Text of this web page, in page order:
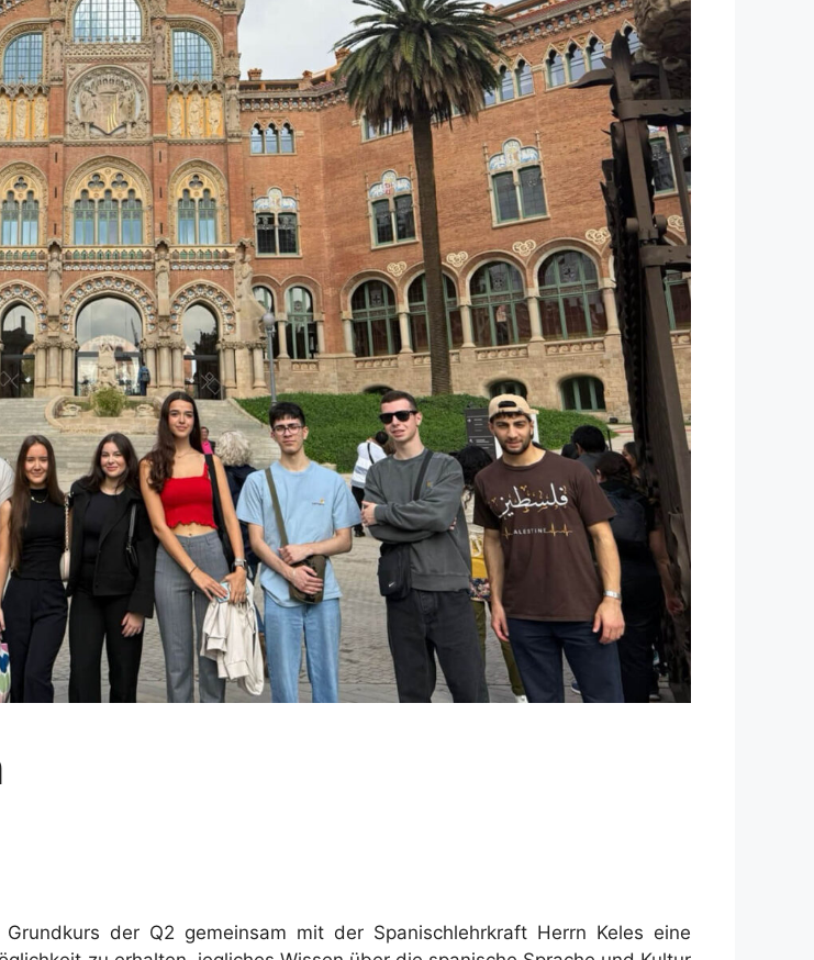
der Q2 gemeinsam mit der Spanischlehrkraft Herrn Keles eine